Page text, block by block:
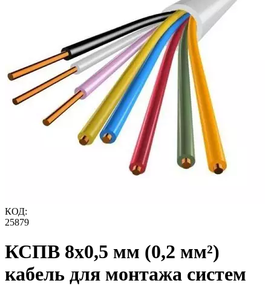
КОД:
25879
КСПВ 8x0,5 мм (0,2 мм²)
кабель для монтажа систем